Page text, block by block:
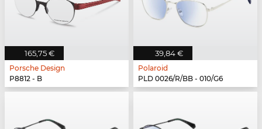
165,75 €
Porsche Design
P8812 - B
39,84 €
Polaroid
PLD 0026/R/BB - 010/G6